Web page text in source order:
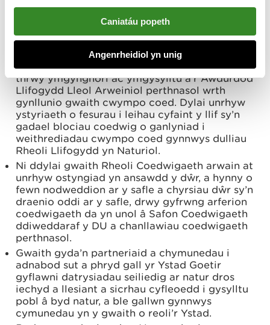
Caniatáu popeth
Angenrheidiol yn unig
coetiroedd ac yn unrhyw le oddi ar y safle, a lle
bo modd dylid rhoi mesurau mewn lle i leihau
unrhyw berygl posib o lifogydd; rhaid cyflawni’r
ddau beth drwy gyfrwng arferion coedwigaeth
da yn unol â Safon Coedwigaeth ddiweddaraf y
DU a’r canllawiau coedwigaeth perthnasol; a
thrwy ymgynghori ac ymgysylltu â’r Awdurdod
Llifogydd Lleol Arweiniol perthnasol wrth
gynllunio gwaith cwympo coed. Dylai unrhyw
ystyriaeth o fesurau i leihau cyfaint y llif sy’n
gadael blociau coedwig o ganlyniad i
weithrediadau cwympo coed gynnwys dulliau
Rheoli Llifogydd yn Naturiol.
Ni ddylai gwaith Rheoli Coedwigaeth arwain at
unrhyw ostyngiad yn ansawdd y dŵr, a hynny o
fewn nodweddion ar y safle a chyrsiau dŵr sy’n
draenio oddi ar y safle, drwy gyfrwng arferion
coedwigaeth da yn unol â Safon Coedwigaeth
ddiweddaraf y DU a chanllawiau coedwigaeth
perthnasol.
Gwaith gyda’n partneriaid a chymunedau i
adnabod sut a phryd gall yr Ystad Goetir
gyflawni datrysiadau seiliedig ar natur dros
iechyd a llesiant a sicrhau cyfleoedd i gysylltu
pobl â byd natur, a ble gallwn gynnwys
cymunedau yn y gwaith o reoli’r Ystad.